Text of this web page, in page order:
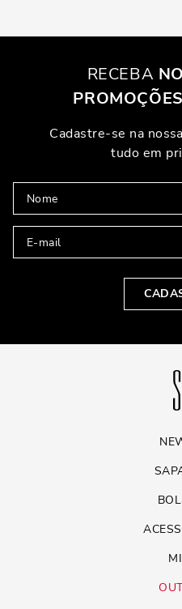
RECEBA
PROMOÇÕES
Cadastre-se na nossa
tudo em